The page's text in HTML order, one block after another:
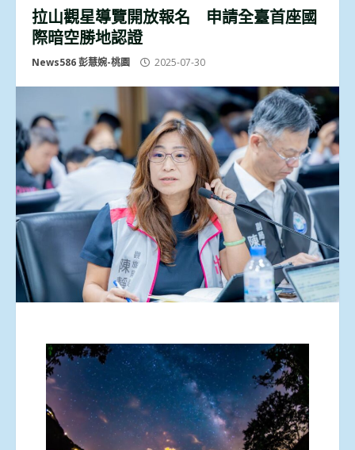
拉山觀星導覽開放報名 申請全臺首座國
際暗空勝地認證
News586 彭慧婉-桃園 2025-07-30